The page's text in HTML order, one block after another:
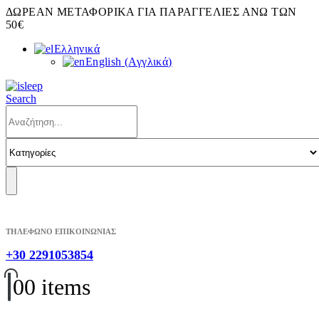
ΔΩΡΕΑΝ ΜΕΤΑΦΟΡΙΚΑ ΓΙΑ ΠΑΡΑΓΓΕΛΙΕΣ ΑΝΩ ΤΩΝ
50€
Ελληνικά
English (Αγγλικά)
Search
ΤΗΛΕΦΩΝΟ ΕΠΙΚΟΙΝΩΝΙΑΣ
+30 2291053854
00 items